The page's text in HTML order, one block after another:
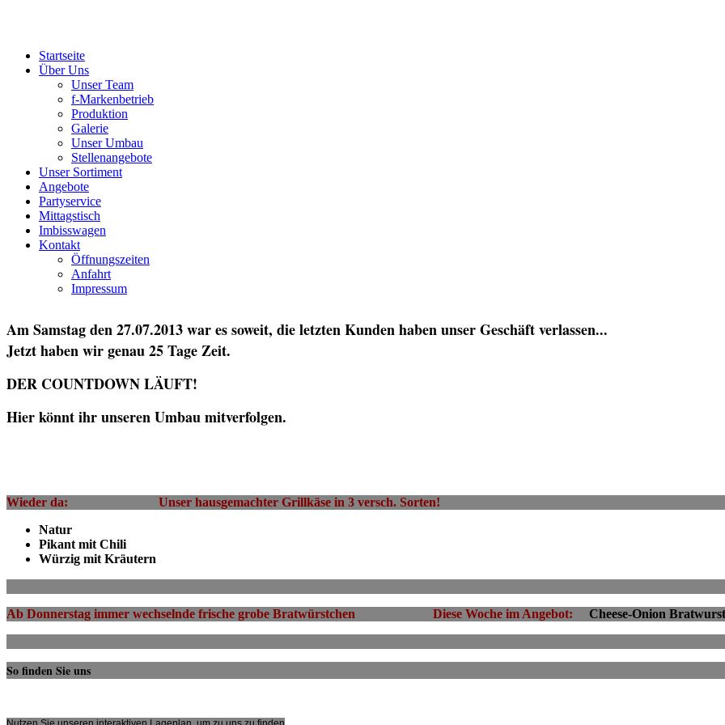
Startseite
Über Uns
Unser Team
f-Markenbetrieb
Produktion
Galerie
Unser Umbau
Stellenangebote
Unser Sortiment
Angebote
Partyservice
Mittagstisch
Imbisswagen
Kontakt
Öffnungszeiten
Anfahrt
Impressum
Am Samstag den 27.07.2013 war es soweit, die letzten Kunden haben unser Geschäft verlassen...
Jetzt haben wir genau 25 Tage Zeit.
DER COUNTDOWN LÄUFT!
Hier könnt ihr unseren Umbau mitverfolgen.
Wieder da: Unser hausgemachter Grillkäse in 3 versch. Sorten!
Natur
Pikant mit Chili
Würzig mit Kräutern
Ab Donnerstag immer wechselnde frische grobe Bratwürstchen Diese Woche im Angebot: Cheese-Onion Bratwurst
So finden Sie uns